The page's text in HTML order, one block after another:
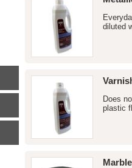
diluted
Does
plastic